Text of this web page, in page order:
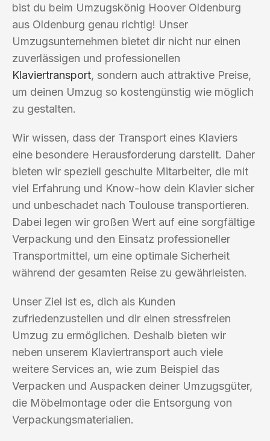
bist du beim Umzugskönig Hoover Oldenburg
aus Oldenburg genau richtig! Unser
Umzugsunternehmen bietet dir nicht nur einen
zuverlässigen und professionellen
Klaviertransport, sondern auch attraktive Preise,
um deinen Umzug so kostengünstig wie möglich
zu gestalten.
Wir wissen, dass der Transport eines Klaviers
eine besondere Herausforderung darstellt. Daher
bieten wir speziell geschulte Mitarbeiter, die mit
viel Erfahrung und Know-how dein Klavier sicher
und unbeschadet nach Toulouse transportieren.
Dabei legen wir großen Wert auf eine sorgfältige
Verpackung und den Einsatz professioneller
Transportmittel, um eine optimale Sicherheit
während der gesamten Reise zu gewährleisten.
Unser Ziel ist es, dich als Kunden
zufriedenzustellen und dir einen stressfreien
Umzug zu ermöglichen. Deshalb bieten wir
neben unserem Klaviertransport auch viele
weitere Services an, wie zum Beispiel das
Verpacken und Auspacken deiner Umzugsgüter,
die Möbelmontage oder die Entsorgung von
Verpackungsmaterialien.